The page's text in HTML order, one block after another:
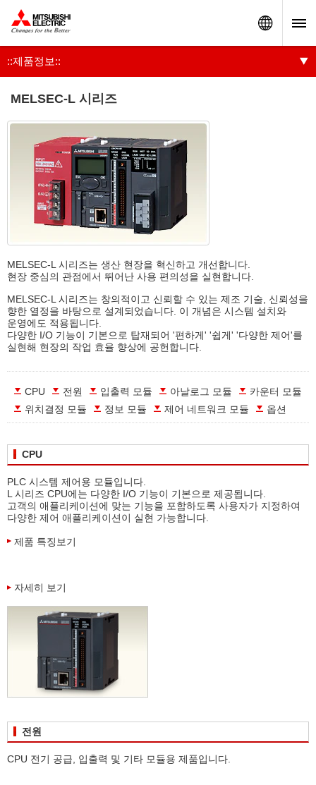
::제품정보::
MELSEC-L 시리즈
MELSEC-L 시리즈는 생산 현장을 혁신하고 개선합니다.
현장 중심의 관점에서 뛰어난 사용 편의성을 실현합니다.
MELSEC-L 시리즈는 창의적이고 신뢰할 수 있는 제조 기술, 신뢰성을
향한 열정을 바탕으로 설계되었습니다. 이 개념은 시스템 설치와
운영에도 적용됩니다.
다양한 I/O 기능이 기본으로 탑재되어 '편하게' '쉽게' '다양한 제어'를
실현해 현장의 작업 효율 향상에 공헌합니다.
CPU 전원 입출력 모듈 아날로그 모듈
카운터 모듈
위치결정 모듈
정보 모듈 제어 네트워크 모듈 옵션
CPU
PLC 시스템 제어용 모듈입니다.
L 시리즈 CPU에는 다양한 I/O 기능이 기본으로 제공됩니다.
고객의 애플리케이션에 맞는 기능을 포함하도록 사용자가 지정하여
다양한 제어 애플리케이션이 실현 가능합니다.
제품 특징보기
자세히 보기
전원
CPU 전기 공급, 입출력 및 기타 모듈용 제품입니다.